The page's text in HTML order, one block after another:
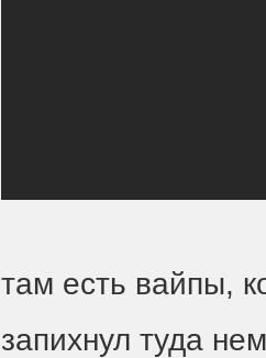
там есть вайпы,
запихнул туда